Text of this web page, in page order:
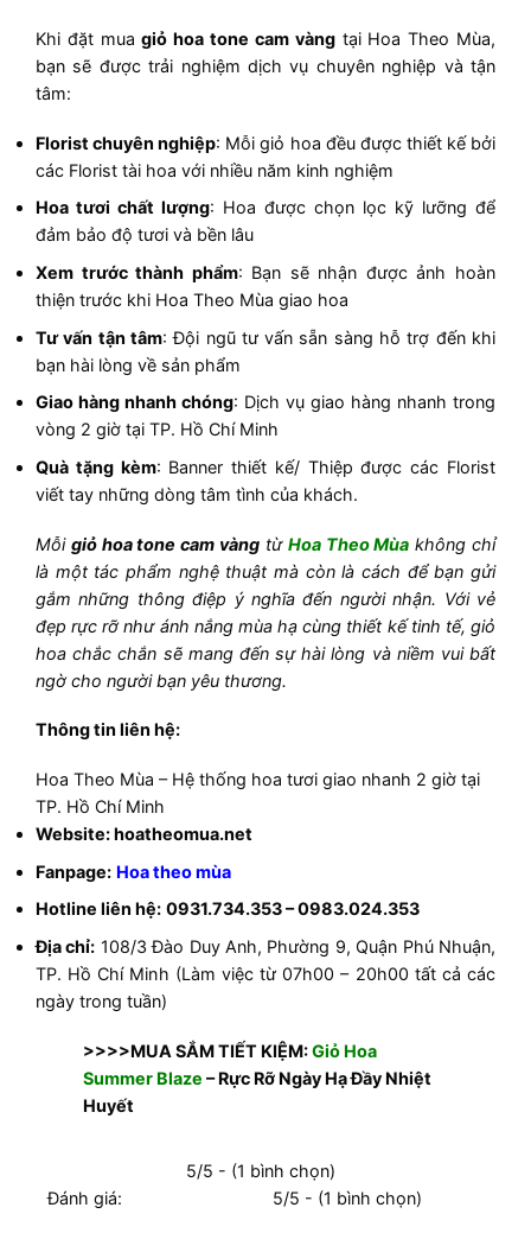
Khi đặt muagiỏ hoa tone cam vàngtại Hoa Theo Mùa,
bạn sẽ được trải nghiệm dịch vụ chuyên nghiệp và tận
tâm:
Florist chuyên nghiệp: Mỗi giỏ hoa đều được thiết kế bởi
các Florist tài hoa với nhiều năm kinh nghiệm
Hoa tươi chất lượng: Hoa được chọn lọc kỹ lưỡng để
đảm bảo độ tươi và bền lâu
Xem trước thành phẩm: Bạn sẽ nhận được ảnh hoàn
thiện trước khi Hoa Theo Mùa giao hoa
Tư vấn tận tâm: Đội ngũ tư vấn sẵn sàng hỗ trợ đến khi
bạn hài lòng về sản phẩm
Giao hàng nhanh chóng: Dịch vụ giao hàng nhanh trong
vòng 2 giờ tại TP. Hồ Chí Minh
Quà tặng kèm: Banner thiết kế/ Thiệp được các Florist
viết tay những dòng tâm tình của khách.
Mỗi giỏ hoa tone cam vàng từ Hoa Theo Mùa không chỉ
là một tác phẩm nghệ thuật mà còn là cách để bạn gửi
gắm những thông điệp ý nghĩa đến người nhận. Với vẻ
đẹp rực rỡ như ánh nắng mùa hạ cùng thiết kế tinh tế, giỏ
hoa chắc chắn sẽ mang đến sự hài lòng và niềm vui bất
ngờ cho người bạn yêu thương.
Thông tin liên hệ:
Hoa Theo Mùa – Hệ thống hoa tươi giao nhanh 2 giờ tại
TP. Hồ Chí Minh
Website: hoatheomua.net
Fanpage: Hoa theo mùa
Hotline liên hệ: 0931.734.353 – 0983.024.353
Địa chỉ: 108/3 Đào Duy Anh, Phường 9, Quận Phú Nhuận,
TP. Hồ Chí Minh (Làm việc từ 07h00 – 20h00 tất cả các
ngày trong tuần)
>>>>MUA SẮM TIẾT KIỆM:Giỏ Hoa
Summer Blaze – Rực Rỡ Ngày Hạ Đầy Nhiệt
Huyết
5/5 - (1 bình chọn)
Đánh giá:
5/5 - (1 bình chọn)